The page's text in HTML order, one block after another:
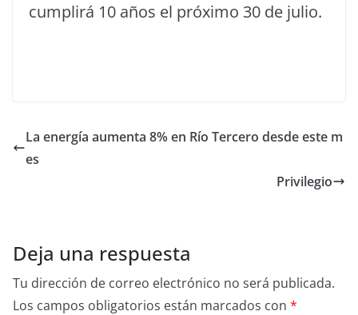
cumplirá 10 años el próximo 30 de julio.
La energía aumenta 8% en Río Tercero desde este m
es
Privilegio
Deja una respuesta
Tu dirección de correo electrónico no será publicada.
Los campos obligatorios están marcados con *